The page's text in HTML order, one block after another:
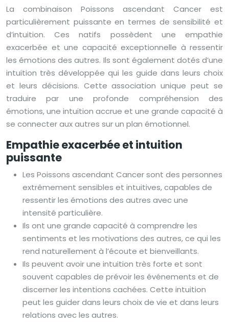
La combinaison Poissons ascendant Cancer est
particulièrement puissante en termes de sensibilité et
d’intuition. Ces natifs possèdent une empathie
exacerbée et une capacité exceptionnelle à ressentir
les émotions des autres. Ils sont également dotés d’une
intuition très développée qui les guide dans leurs choix
et leurs décisions. Cette association unique peut se
traduire par une profonde compréhension des
émotions, une intuition accrue et une grande capacité à
se connecter aux autres sur un plan émotionnel.
Empathie exacerbée et intuition
puissante
Les Poissons ascendant Cancer sont des personnes
extrêmement sensibles et intuitives, capables de
ressentir les émotions des autres avec une
intensité particulière.
Ils ont une grande capacité à comprendre les
sentiments et les motivations des autres, ce qui les
rend naturellement à l’écoute et bienveillants.
Ils peuvent avoir une intuition très forte et sont
souvent capables de prévoir les événements et de
discerner les intentions cachées. Cette intuition
peut les guider dans leurs choix de vie et dans leurs
relations avec les autres.